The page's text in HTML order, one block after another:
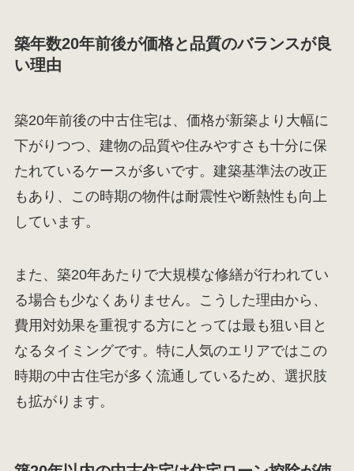
築年数20年前後が価格と品質のバランスが良
い理由
築20年前後の中古住宅は、価格が新築より大幅に
下がりつつ、建物の品質や住みやすさも十分に保
たれているケースが多いです。建築基準法の改正
もあり、この時期の物件は耐震性や断熱性も向上
しています。
また、築20年あたりで大規模な修繕が行われてい
る場合も少なくありません。こうした理由から、
費用対効果を重視する方にとっては最も狙い目と
なるタイミングです。特に人気のエリアではこの
時期の中古住宅が多く流通しているため、選択肢
も拡がります。